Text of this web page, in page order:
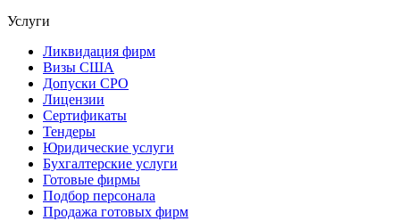
Услуги
Ликвидация фирм
Визы США
Допуски СРО
Лицензии
Сертификаты
Тендеры
Юридические услуги
Бухгалтерские услуги
Готовые фирмы
Подбор персонала
Продажа готовых фирм